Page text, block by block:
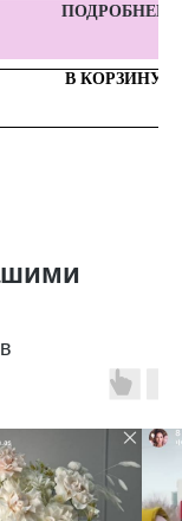
для свежих
на столе,
и легко
ПОДРОБНЕЕ
В КОРЗИНУ